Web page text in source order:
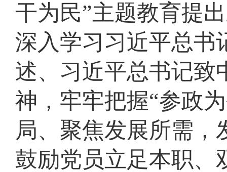
干为民”主题教育提
深入学习习近平总书
述、习近平总书记致
神，牢牢把握“参政
局、聚焦发展所需
鼓励党员立足本职、